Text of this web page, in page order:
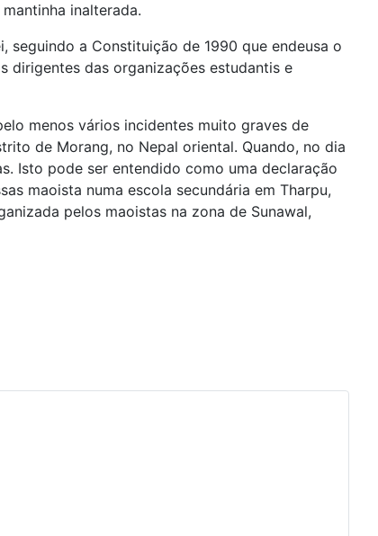
inalterada.
a Constituição de 1990 que endeusa o
dirigentes das organizações estudantis e
menos vários incidentes muito graves de
de Morang, no Nepal oriental. Quando, no dia
Isto pode ser entendido como uma declaração
maoista numa escola secundária em Tharpu,
pelos maoistas na zona de Sunawal,